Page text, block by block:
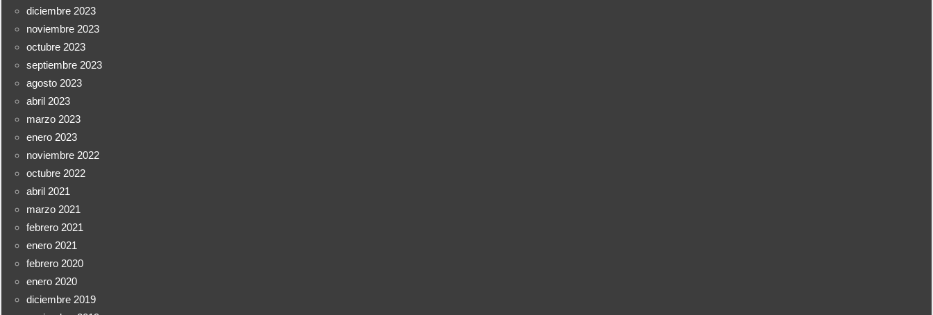
diciembre 2023
noviembre 2023
octubre 2023
septiembre 2023
agosto 2023
abril 2023
marzo 2023
enero 2023
noviembre 2022
octubre 2022
abril 2021
marzo 2021
febrero 2021
enero 2021
febrero 2020
enero 2020
diciembre 2019